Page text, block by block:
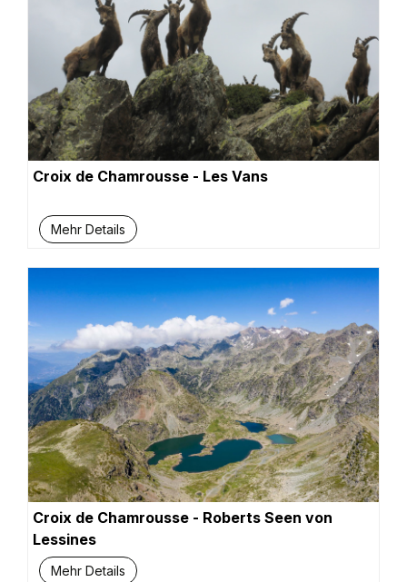
Croix de Chamrousse - Les Vans
Mehr Details
Croix de Chamrousse - Roberts Seen von
Lessines
Mehr Details